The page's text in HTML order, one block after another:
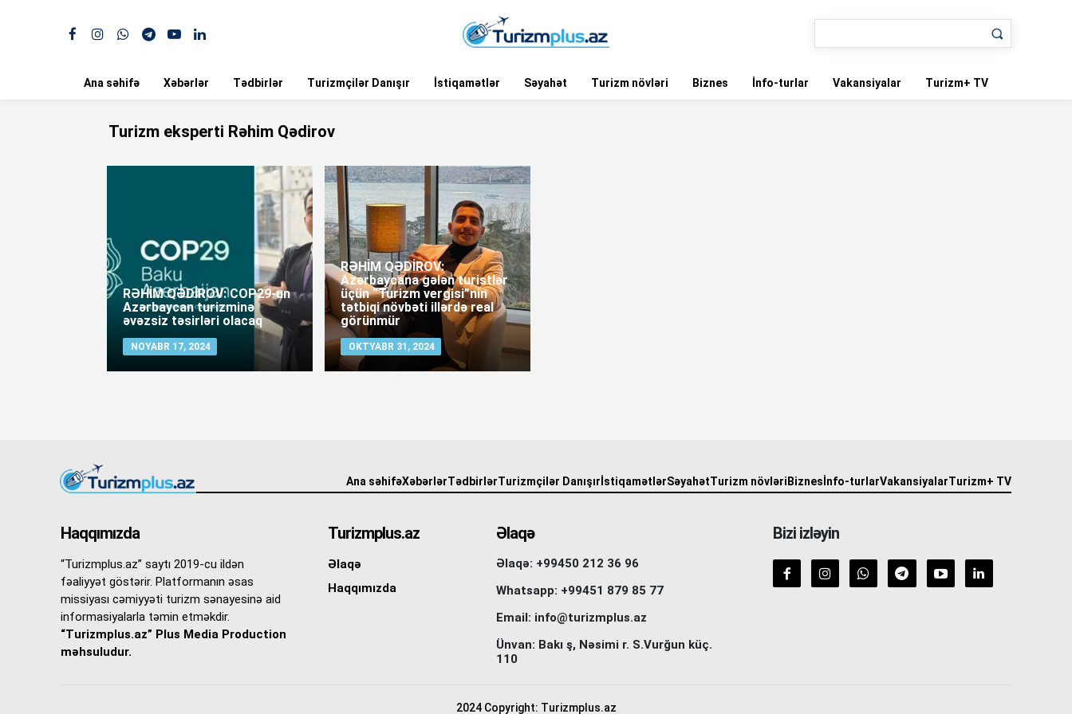
Ana səhifə Xəbərlər Tədbirlər Turizmçilər Danışır İstiqamətlər Səyahət Turizm növləri Biznes İnfo-turlar Vakansiyalar Turizm+ TV
Turizm eksperti Rəhim Qədirov
RƏHİM QƏDİROV: COP29-un
Azərbaycan turizminə
əvəzsiz təsirləri olacaq
NOYABR 17, 2024
RƏHİM QƏDİROV:
Azərbaycana gələn turistlər
üçün “Turizm vergisi”nin
tətbiqi növbəti illərdə real
görünmür
OKTYABR 31, 2024
Ana səhifəXəbərlərTədbirlərTurizmçilər Danışır İstiqamətlərSəyahətTurizm növləri Biznes İnfo-turlarVakansiyalarTurizm+ TV
Haqqımızda
“Turizmplus.az” saytı 2019-cu ildən
fəaliyyət göstərir. Platformanın əsas
missiyası cəmiyyəti turizm sənayesinə aid
informasiyalarla təmin etməkdir.
“Turizmplus.az” Plus Media Production
məhsuludur.
Turizmplus.az
Əlaqə
Haqqımızda
Əlaqə
Əlaqə: +99450 212 36 96
Whatsapp: +99451 879 85 77
Email: info@turizmplus.az
Ünvan: Bakı ş, Nəsimi r. S.Vurğun küç.
110
Bizi izləyin
2024 Copyright: Turizmplus.az